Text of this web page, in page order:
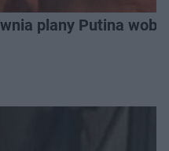
plany Putina